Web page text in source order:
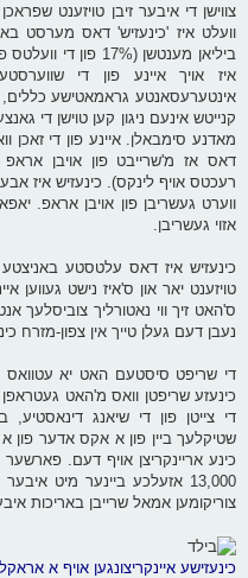
צווישן די איבער זיבן טויזענט
ביליאן מענטשן
איז אויך איינע פון די
אינטערעסאנטע גראמאטישע כללים,
קנייטש אינעם ניגון קען טוישן די
מאדנע סימבאלן. איינע פון די זאכן
דאס אז מ'שרייבט פון אויבן
רעכטס אויף לינקס). כינעזיש איז
ווערט געשריבן פון אויבן אראפ.
אזוי געשריבן.
כינעזיש איז דאס עלטסטע
טויזענט יאר און ס'איז נישט
ס'האט זיך ווי נאטורליך צוביסלעך
נעבן דעם געלן טייך אין צפון-מזרח
די שריפט סיסטעם האט יא
כינעזע שריפטן וואס מ'האט
שטיקלעך ביין פון א אקס אדער פון
כינע אריינקריצן אויף דעם. פארשער
צוריקומען אמאל שרייבן באריכות
כינעזישע איינקריצונגען אויף א אראקל